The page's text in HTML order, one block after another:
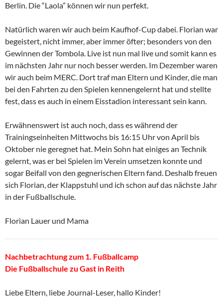
Berlin. Die “Laola” können wir nun perfekt.
Natürlich waren wir auch beim Kaufhof-Cup dabei. Florian war
begeistert, nicht immer, aber immer öfter; besonders von den
Gewinnen der Tombola. Live ist nun mal live und somit kann es
im nächsten Jahr nur noch besser werden. Im Dezember waren
wir auch beim MERC. Dort traf man Eltern und Kinder, die man
bei den Fahrten zu den Spielen kennengelernt hat und stellte
fest, dass es auch in einem Eisstadion interessant sein kann.
Erwähnenswert ist auch noch, dass es während der
Trainingseinheiten Mittwochs bis 16:15 Uhr von April bis
Oktober nie geregnet hat. Mein Sohn hat einiges an Technik
gelernt, was er bei Spielen im Verein umsetzen konnte und
sogar Beifall von den gegnerischen Eltern fand. Deshalb freuen
sich Florian, der Klappstuhl und ich schon auf das nächste Jahr
in der Fußballschule.
Florian Lauer und Mama
Nachbetrachtung zum 1. Fußballcamp
Die Fußballschule zu Gast in Reith
Liebe Eltern, liebe Journal-Leser, hallo Kinder!